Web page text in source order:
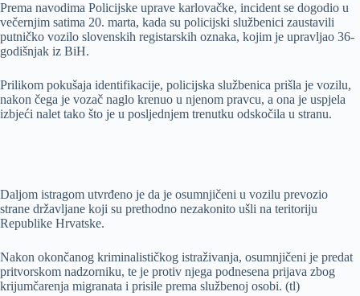
Prema navodima Policijske uprave karlovačke, incident se dogodio u
večernjim satima 20. marta, kada su policijski službenici zaustavili
putničko vozilo slovenskih registarskih oznaka, kojim je upravljao 36-
godišnjak iz BiH.
Prilikom pokušaja identifikacije, policijska službenica prišla je vozilu,
nakon čega je vozač naglo krenuo u njenom pravcu, a ona je uspjela
izbjeći nalet tako što je u posljednjem trenutku odskočila u stranu.
Daljom istragom utvrđeno je da je osumnjičeni u vozilu prevozio
strane državljane koji su prethodno nezakonito ušli na teritoriju
Republike Hrvatske.
Nakon okončanog kriminalističkog istraživanja, osumnjičeni je predat
pritvorskom nadzorniku, te je protiv njega podnesena prijava zbog
krijumčarenja migranata i prisile prema službenoj osobi. (tl)